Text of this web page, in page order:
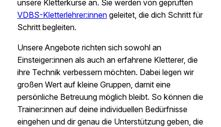
unsere Kletterkurse an. Sie werden von geprüften
VDBS-Kletterlehrer:innengeleitet, die dich Schritt für
Schritt begleiten.
Unsere Angebote richten sich sowohl an
Einsteiger:innen als auch an erfahrene Kletterer, die
ihre Technik verbessern möchten. Dabei legen wir
großen Wert auf kleine Gruppen, damit eine
persönliche Betreuung möglich bleibt. So können die
Trainer:innen auf deine individuellen Bedürfnisse
eingehen und dir genau die Unterstützung geben, die